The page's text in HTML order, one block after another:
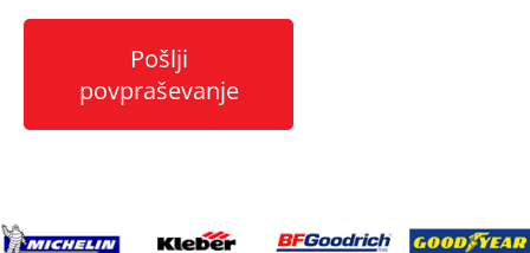
Pošlji
povpraševanje